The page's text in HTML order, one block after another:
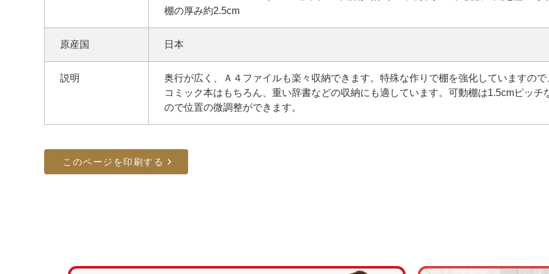
棚の厚み約2.5cm
原産国 日本
説明
奥行が広く、Ａ４ファイルも楽々収納できます。特殊な作りで棚を強化していますので
コミック本はもちろん、重い辞書などの収納にも適しています。可動棚は1.5cmピッチ
ので位置の微調整ができます。